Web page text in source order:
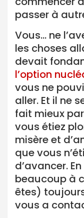
passer à
Vous… ne
les choses
devait
l’option
vous ne
aller. Et il ne
fait mieux
vous étiez
misère et
que vous
d’avancer.
beaucoup à
êtes)
vous a